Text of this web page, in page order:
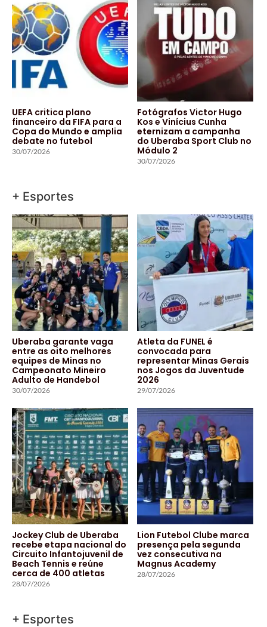
UEFA critica plano
financeiro da FIFA para a
Copa do Mundo e amplia
debate no futebol
30/07/2026
Fotógrafos Victor Hugo
Kos e Vinícius Cunha
eternizam a campanha
do Uberaba Sport Club no
Módulo 2
30/07/2026
+ Esportes
Uberaba garante vaga
entre as oito melhores
equipes de Minas no
Campeonato Mineiro
Adulto de Handebol
30/07/2026
Atleta da FUNEL é
convocada para
representar Minas Gerais
nos Jogos da Juventude
2026
29/07/2026
Jockey Club de Uberaba
recebe etapa nacional do
Circuito Infantojuvenil de
Beach Tennis e reúne
cerca de 400 atletas
28/07/2026
Lion Futebol Clube marca
presença pela segunda
vez consecutiva na
Magnus Academy
28/07/2026
+ Esportes